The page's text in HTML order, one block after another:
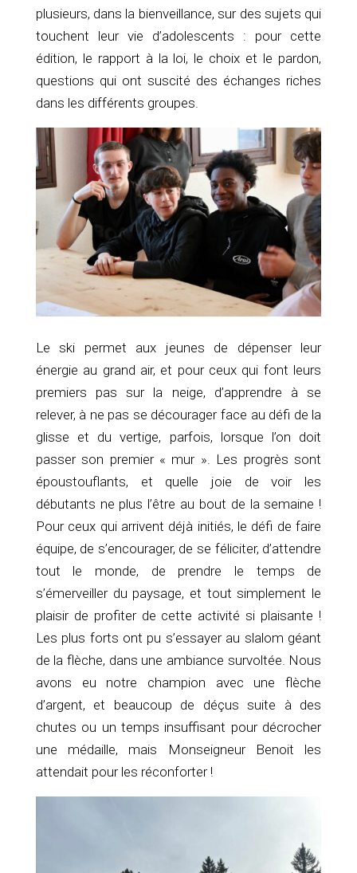
plusieurs, dans la bienveillance, sur des sujets qui
touchent leur vie d’adolescents : pour cette
édition, le rapport à la loi, le choix et le pardon,
questions qui ont suscité des échanges riches
dans les différents groupes.
Le ski permet aux jeunes de dépenser leur
énergie au grand air, et pour ceux qui font leurs
premiers pas sur la neige, d’apprendre à se
relever, à ne pas se décourager face au défi de la
glisse et du vertige, parfois, lorsque l’on doit
passer son premier « mur ». Les progrès sont
époustouflants, et quelle joie de voir les
débutants ne plus l’être au bout de la semaine !
Pour ceux qui arrivent déjà initiés, le défi de faire
équipe, de s’encourager, de se féliciter, d’attendre
tout le monde, de prendre le temps de
s’émerveiller du paysage, et tout simplement le
plaisir de profiter de cette activité si plaisante !
Les plus forts ont pu s’essayer au slalom géant
de la flèche, dans une ambiance survoltée. Nous
avons eu notre champion avec une flèche
d’argent, et beaucoup de déçus suite à des
chutes ou un temps insuffisant pour décrocher
une médaille, mais Monseigneur Benoit les
attendait pour les réconforter !